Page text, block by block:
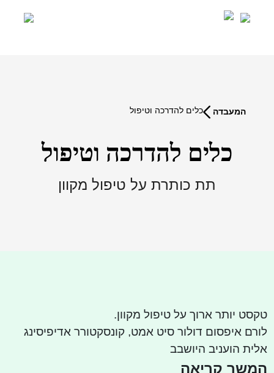
המעבדה כלים להדרכה וטיפול
כלים להדרכה וטיפול
תת כותרת על טיפול מקוון
טקסט יותר ארוך על טיפול מקוון.
לורם איפסום דולור סיט אמט, קונסקטורר אדיפיסינג
אלית הועניב היושבב
המשך קריאה